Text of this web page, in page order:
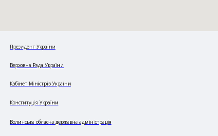
Президент України
Верховна Рада України
Кабінет Міністрів України
Конституція України
Волинська обласна державна адміністрація